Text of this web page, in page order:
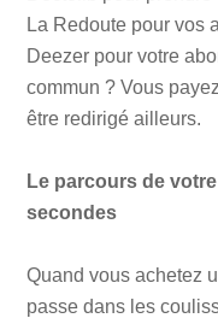
La Redoute pour vos
Deezer pour votre
commun ? Vous
être redirigé ailleurs.
Le parcours de
secondes
Quand vous achetez
passe dans les